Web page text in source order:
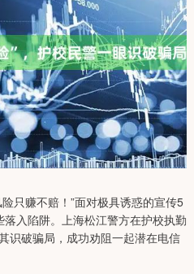
赚不赔！”面对极具诱惑的宣传5
入陷阱。上海松江警方在护校执勤
识破骗局，成功劝阻一起潜在电信